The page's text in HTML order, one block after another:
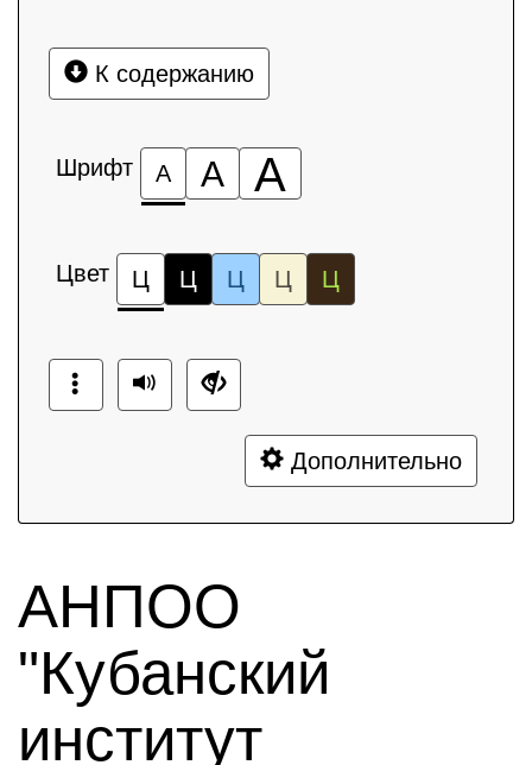
К содержанию
Шрифт А А А
Цвет Ц Ц Ц Ц Ц
Дополнительно
АНПОО
"Кубанский
институт